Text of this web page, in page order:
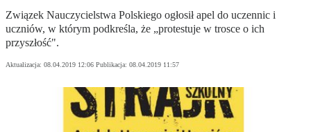
Związek Nauczycielstwa Polskiego ogłosił apel do uczennic i
uczniów, w którym podkreśla, że „protestuje w trosce o ich
przyszłość".
Aktualizacja: 08.04.2019 12:06 Publikacja: 08.04.2019 11:57